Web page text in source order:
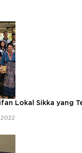
Lokal Sikka yang